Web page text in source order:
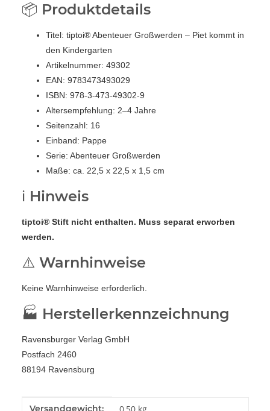
📦 Produktdetails
Titel: tiptoi® Abenteuer Großwerden – Piet kommt in
den Kindergarten
Artikelnummer: 49302
EAN: 9783473493029
ISBN: 978-3-473-49302-9
Altersempfehlung: 2–4 Jahre
Seitenzahl: 16
Einband: Pappe
Serie: Abenteuer Großwerden
Maße: ca. 22,5 x 22,5 x 1,5 cm
ℹ️ Hinweis
tiptoi® Stift nicht enthalten. Muss separat erworben
werden.
⚠️ Warnhinweise
Keine Warnhinweise erforderlich.
🏭 Herstellerkennzeichnung
Ravensburger Verlag GmbH
Postfach 2460
88194 Ravensburg
Produkteigenschaft
Wert
Versandgewicht: